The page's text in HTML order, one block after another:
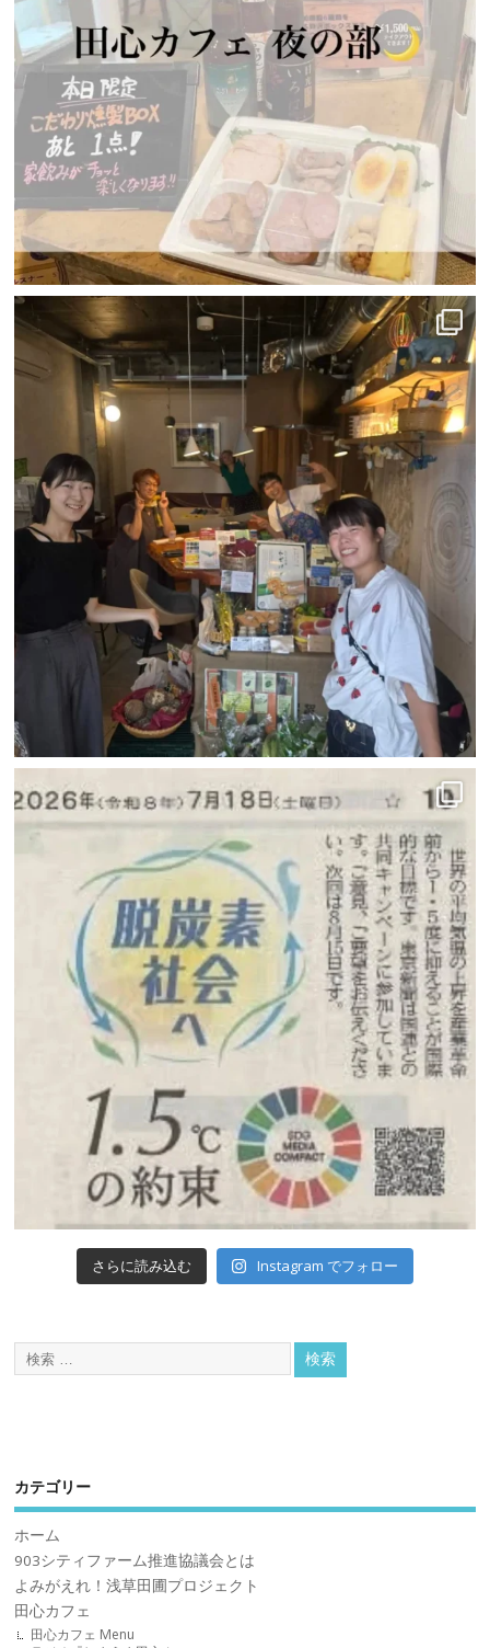
さらに読み込む Instagram でフォロー
カテゴリー
ホーム
903シティファーム推進協議会とは
よみがえれ！浅草田圃プロジェクト
田心カフェ
田心カフェ Menu